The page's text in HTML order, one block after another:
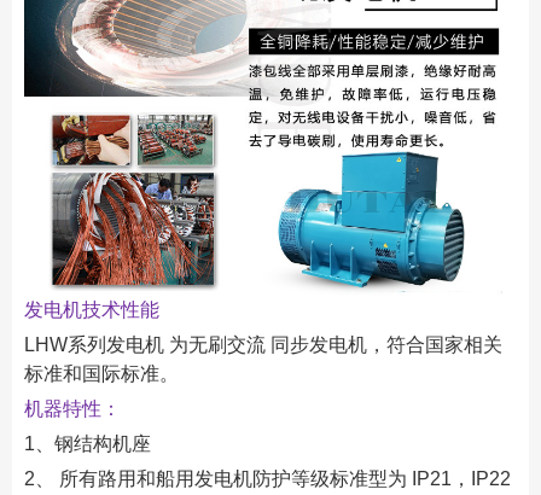
发电机技术性能
LHW系列发电机 为无刷交流 同步发电机，符合国家相关
标准和国际标准。
机器特性：
1、钢结构机座
2、 所有路用和船用发电机防护等级标准型为 IP21，IP22